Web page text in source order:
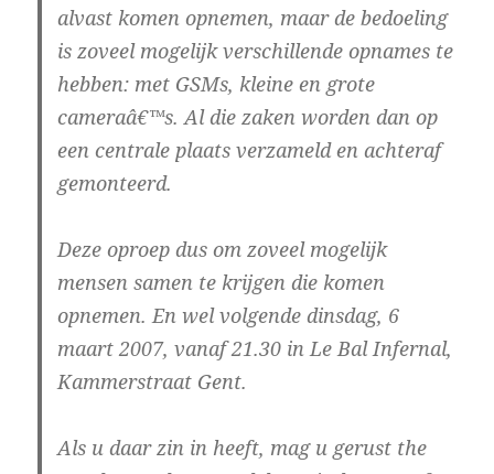
alvast komen opnemen, maar de bedoeling
is zoveel mogelijk verschillende opnames te
hebben: met GSMs, kleine en grote
cameraâ€™s. Al die zaken worden dan op
een centrale plaats verzameld en achteraf
gemonteerd.
Deze oproep dus om zoveel mogelijk
mensen samen te krijgen die komen
opnemen. En welvolgende dinsdag, 6
maart 2007, vanaf 21.30 in Le Bal Infernal,
Kammerstraat Gent.
Als u daar zin in heeft, mag u gerust the